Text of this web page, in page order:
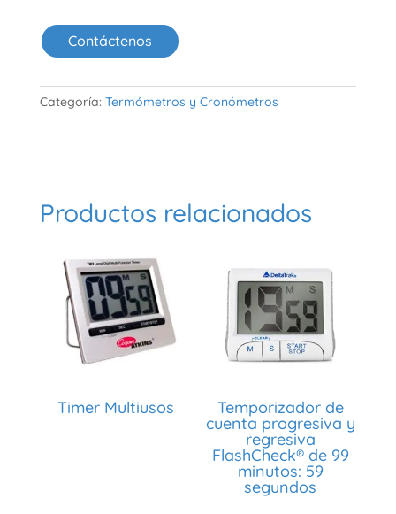
Contáctenos
Categoría: Termómetros y Cronómetros
Productos relacionados
Timer Multiusos Temporizador de
cuenta progresiva y
regresiva
FlashCheck® de 99
minutos: 59
segundos